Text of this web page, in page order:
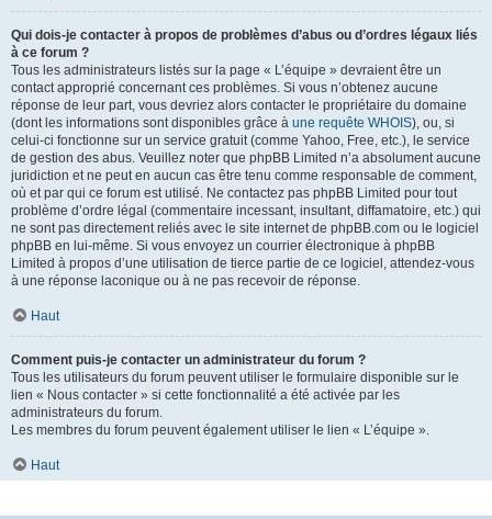
Qui dois-je contacter à propos de problèmes d’abus ou d’ordres légaux liés
à ce forum ?
Tous les administrateurs listés sur la page « L’équipe » devraient être un
contact approprié concernant ces problèmes. Si vous n’obtenez aucune
réponse de leur part, vous devriez alors contacter le propriétaire du domaine
(dont les informations sont disponibles grâce à une requête WHOIS), ou, si
celui-ci fonctionne sur un service gratuit (comme Yahoo, Free, etc.), le service
de gestion des abus. Veuillez noter que phpBB Limited n’a absolument aucune
juridiction et ne peut en aucun cas être tenu comme responsable de comment,
où et par qui ce forum est utilisé. Ne contactez pas phpBB Limited pour tout
problème d’ordre légal (commentaire incessant, insultant, diffamatoire, etc.) qui
ne sont pas directement reliés avec le site internet de phpBB.com ou le logiciel
phpBB en lui-même. Si vous envoyez un courrier électronique à phpBB
Limited à propos d’une utilisation de tierce partie de ce logiciel, attendez-vous
à une réponse laconique ou à ne pas recevoir de réponse.
Haut
Comment puis-je contacter un administrateur du forum ?
Tous les utilisateurs du forum peuvent utiliser le formulaire disponible sur le
lien « Nous contacter » si cette fonctionnalité a été activée par les
administrateurs du forum.
Les membres du forum peuvent également utiliser le lien « L’équipe ».
Haut